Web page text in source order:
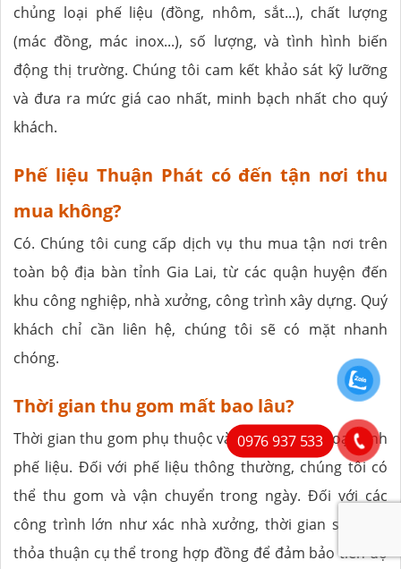
chủng loại phế liệu (đồng, nhôm, sắt...), chất lượng
(mác đồng, mác inox...), số lượng, và tình hình biến
động thị trường. Chúng tôi cam kết khảo sát kỹ lưỡng
và đưa ra mức giá cao nhất, minh bạch nhất cho quý
khách.
Phế liệu Thuận Phát có đến tận nơi thu
mua không?
Có. Chúng tôi cung cấp dịch vụ thu mua tận nơi trên
toàn bộ địa bàn tỉnh Gia Lai, từ các quận huyện đến
khu công nghiệp, nhà xưởng, công trình xây dựng. Quý
khách chỉ cần liên hệ, chúng tôi sẽ có mặt nhanh
chóng.
Thời gian thu gom mất bao lâu?
Thời gian thu gom phụ thuộc vào số lượng và loại hình
phế liệu. Đối với phế liệu thông thường, chúng tôi có
thể thu gom và vận chuyển trong ngày. Đối với các
công trình lớn như xác nhà xưởng, thời gian sẽ được
thỏa thuận cụ thể trong hợp đồng để đảm bảo tiến độ
0976 937 533